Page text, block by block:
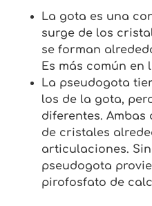
La gota es una
surge de los
se forman
Es más común en
La pseudogota
los de la gota,
diferentes.
de cristales
articulaciones.
pseudogota
pirofosfato de